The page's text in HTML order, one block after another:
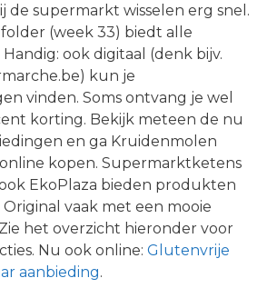
de supermarkt wisselen erg snel.
(week 33) biedt alle
ook digitaal (denk bijv.
kun je
vinden. Soms ontvang je wel
korting. Bekijk meteen de nu
en ga Kruidenmolen
kopen. Supermarktketens
EkoPlaza bieden produkten
Original vaak met een mooie
het overzicht hieronder voor
Nu ook online: Glutenvrije
aanbieding.